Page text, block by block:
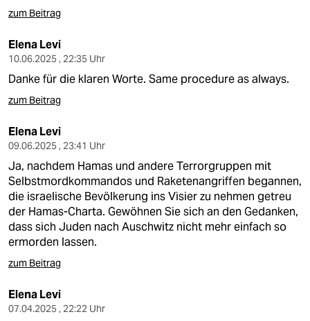
zum Beitrag
Elena Levi
10.06.2025 , 22:35 Uhr
Danke für die klaren Worte. Same procedure as always.
zum Beitrag
Elena Levi
09.06.2025 , 23:41 Uhr
Ja, nachdem Hamas und andere Terrorgruppen mit
Selbstmordkommandos und Raketenangriffen begannen,
die israelische Bevölkerung ins Visier zu nehmen getreu
der Hamas-Charta. Gewöhnen Sie sich an den Gedanken,
dass sich Juden nach Auschwitz nicht mehr einfach so
ermorden lassen.
zum Beitrag
Elena Levi
07.04.2025 , 22:22 Uhr